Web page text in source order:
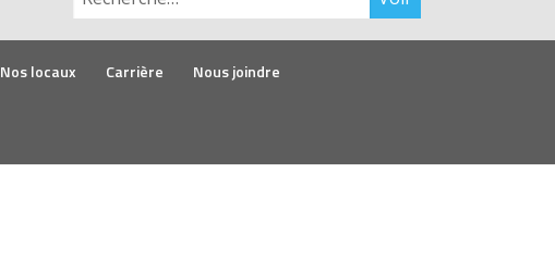
Nos locaux Carrière Nous joindre